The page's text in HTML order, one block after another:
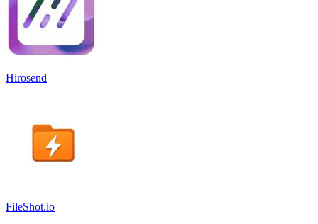
Hirosend
FileShot.io